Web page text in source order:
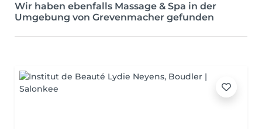
Wir haben ebenfalls Massage & Spa in der
Umgebung von Grevenmacher gefunden